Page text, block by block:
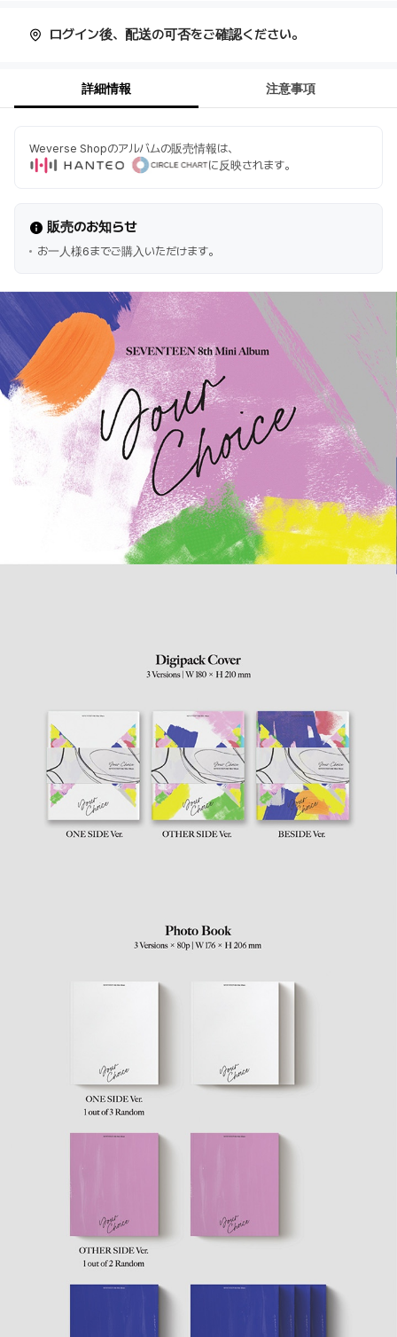
ログイン後、配送の可否をご確認ください。
詳細情報 注意事項
Weverse Shopのアルバムの販売情報は、
に反映されます。
販売のお知らせ
お一人様6までご購入いただけます。